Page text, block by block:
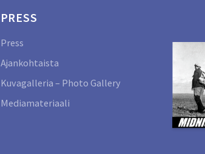
PRESS
Press
Ajankohtaista
Kuvagalleria – Photo Gallery
Mediamateriaali